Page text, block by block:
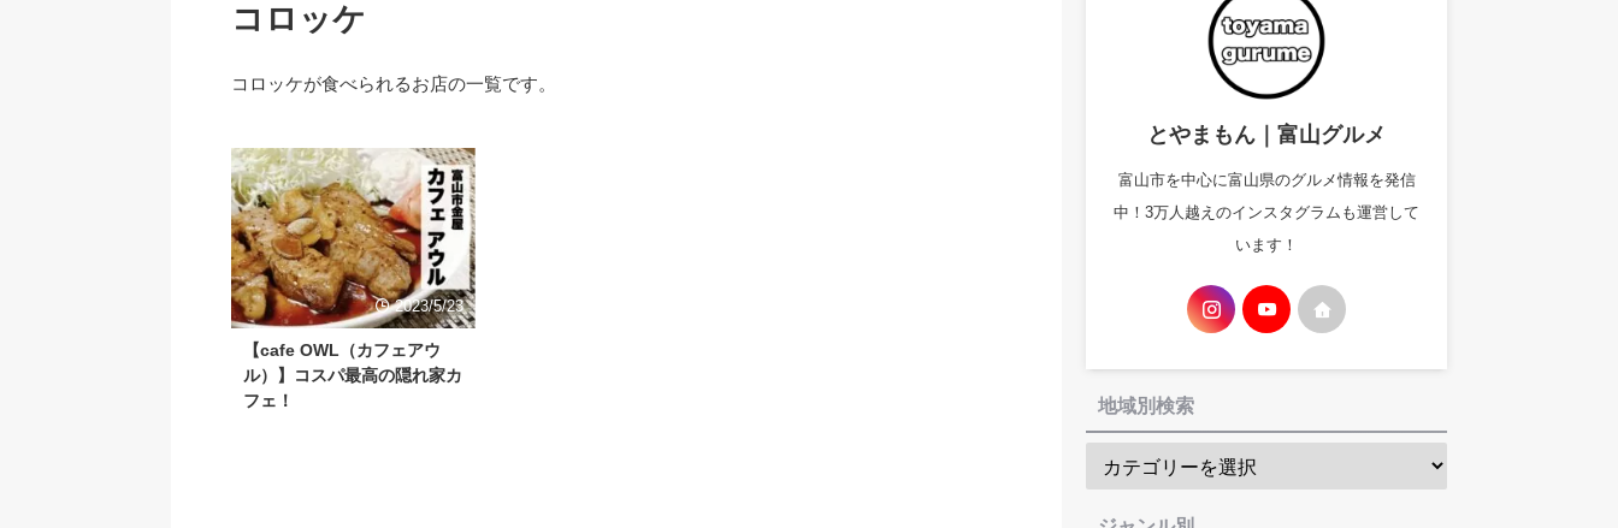
コロッケ
コロッケが食べられるお店の一覧です。
2023/5/23
【cafe OWL（カフェアウ
ル）】コスパ最高の隠れ家カ
フェ！
とやまもん｜富山グルメ
富山市を中心に富山県のグルメ情報を発信
中！3万人越えのインスタグラムも運営して
います！
地域別検索